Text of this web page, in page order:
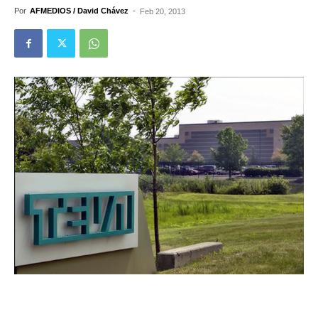
Por AFMEDIOS / David Chávez - Feb 20, 2013